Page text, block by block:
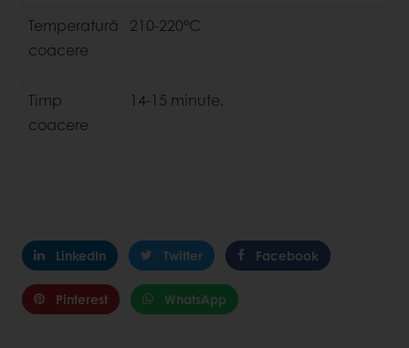
Temperatură
coacere
210-220°C
Timp
coacere
14-15 minute.
LinkedIn Twitter Facebook
Pinterest WhatsApp